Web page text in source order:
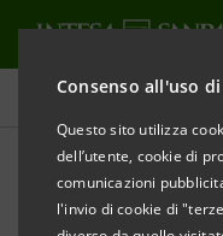
Consenso all'uso
Questo sito utilizza
dell’utente, cookie di
comunicazioni
l'invio di cookie di
Tutte le news
Intesa